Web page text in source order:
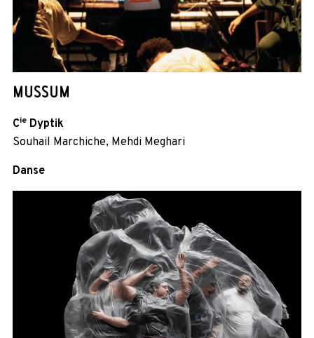
MUSSUM
Cie Dyptik
Souhail Marchiche, Mehdi Meghari
Danse